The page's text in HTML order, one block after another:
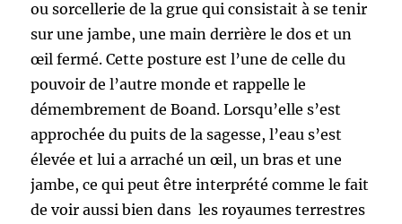
ou sorcellerie de la grue qui consistait à se tenir
sur une jambe, une main derrière le dos et un
œil fermé. Cette posture est l’une de celle du
pouvoir de l’autre monde et rappelle le
démembrement de Boand. Lorsqu’elle s’est
approchée du puits de la sagesse, l’eau s’est
élevée et lui a arraché un œil, un bras et une
jambe, ce qui peut être interprété comme le fait
de voir aussi bien dans les royaumes terrestres